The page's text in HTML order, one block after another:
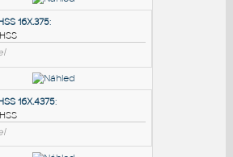
PODOBNÉ BLOKY
HSS 16X.3125:
HSS
Ocel